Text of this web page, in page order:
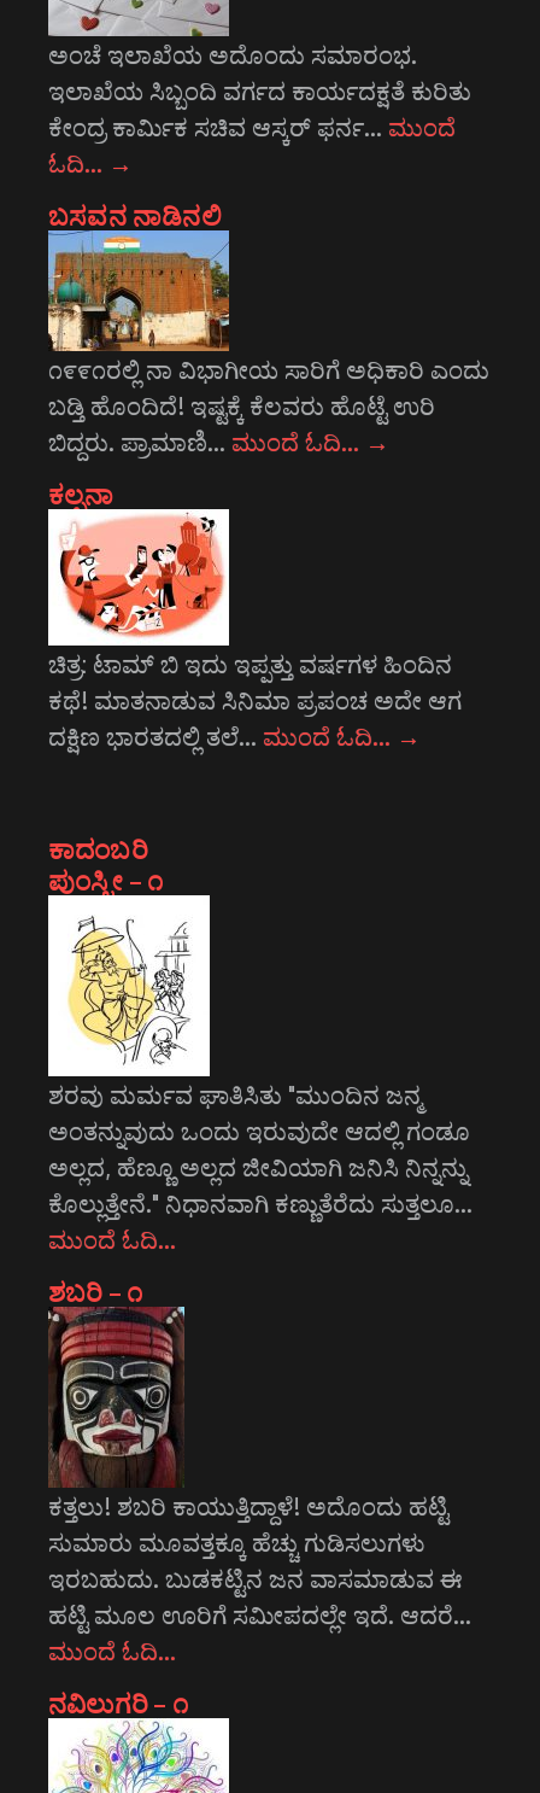
ಅಂಚೆ ಇಲಾಖೆಯ ಅದೊಂದು ಸಮಾರಂಭ.
ಇಲಾಖೆಯ ಸಿಬ್ಬಂದಿ ವರ್ಗದ ಕಾರ್ಯದಕ್ಷತೆ ಕುರಿತು
ಕೇಂದ್ರ ಕಾರ್ಮಿಕ ಸಚಿವ ಆಸ್ಕರ್‍ ಫರ್ನ… ಮುಂದೆ
ಓದಿ… →
ಬಸವನ ನಾಡಿನಲಿ
೧೯೯೧ರಲ್ಲಿ ನಾ ವಿಭಾಗೀಯ ಸಾರಿಗೆ ಅಧಿಕಾರಿ ಎಂದು
ಬಡ್ತಿ ಹೊಂದಿದೆ! ಇಷ್ಟಕ್ಕೆ ಕೆಲವರು ಹೊಟ್ಟೆ ಉರಿ
ಬಿದ್ದರು. ಪ್ರಾಮಾಣಿ… ಮುಂದೆ ಓದಿ… →
ಕಲ್ಪನಾ
ಚಿತ್ರ: ಟಾಮ್ ಬಿ ಇದು ಇಪ್ಪತ್ತು ವರ್ಷಗಳ ಹಿಂದಿನ
ಕಥೆ! ಮಾತನಾಡುವ ಸಿನಿಮಾ ಪ್ರಪಂಚ ಅದೇ ಆಗ
ದಕ್ಷಿಣ ಭಾರತದಲ್ಲಿ ತಲೆ… ಮುಂದೆ ಓದಿ… →
ಕಾದಂಬರಿ
ಪುಂಸ್ತ್ರೀ – ೧
ಶರವು ಮರ್ಮವ ಘಾತಿಸಿತು "ಮುಂದಿನ ಜನ್ಮ
ಅಂತನ್ನುವುದು ಒಂದು ಇರುವುದೇ ಆದಲ್ಲಿ ಗಂಡೂ
ಅಲ್ಲದ, ಹೆಣ್ಣೂ ಅಲ್ಲದ ಜೀವಿಯಾಗಿ ಜನಿಸಿ ನಿನ್ನನ್ನು
ಕೊಲ್ಲುತ್ತೇನೆ." ನಿಧಾನವಾಗಿ ಕಣ್ಣುತೆರೆದು ಸುತ್ತಲೂ…
ಮುಂದೆ ಓದಿ…
ಶಬರಿ – ೧
ಕತ್ತಲು! ಶಬರಿ ಕಾಯುತ್ತಿದ್ದಾಳೆ! ಅದೊಂದು ಹಟ್ಟಿ
ಸುಮಾರು ಮೂವತ್ತಕ್ಕೂ ಹೆಚ್ಚು ಗುಡಿಸಲುಗಳು
ಇರಬಹುದು. ಬುಡಕಟ್ಟಿನ ಜನ ವಾಸಮಾಡುವ ಈ
ಹಟ್ಟಿ ಮೂಲ ಊರಿಗೆ ಸಮೀಪದಲ್ಲೇ ಇದೆ. ಆದರೆ…
ಮುಂದೆ ಓದಿ…
ನವಿಲುಗರಿ – ೧